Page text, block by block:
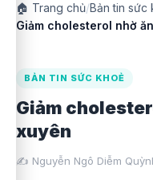
🏠 Trang chủ/Bản tin sức
Giảm cholesterol nhờ
BẢN TIN SỨC KHOẺ
Giảm
xuyên
✍️ Nguyễn Ngô Diễm